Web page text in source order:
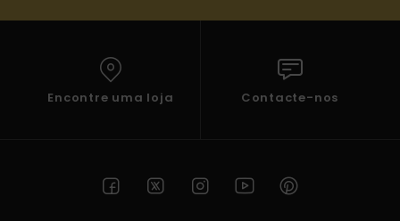
Encontre uma loja Contacte-nos